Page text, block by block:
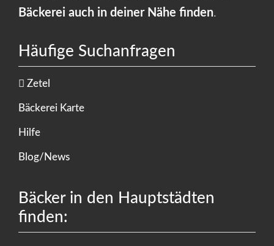
Bäckerei auch in deiner Nähe finden.
Häufige Suchanfragen
Zetel
Bäckerei Karte
Hilfe
Blog/News
Bäcker in den Hauptstädten
finden: